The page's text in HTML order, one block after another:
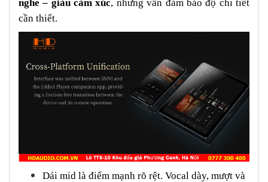
nghe – giàu cảm xúc, nhưng vẫn đảm bảo độ chi tiết
cần thiết.
Dải mid là điểm mạnh rõ rệt. Vocal dày, mượt và